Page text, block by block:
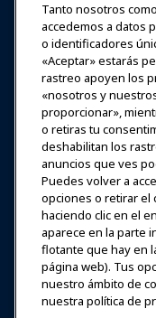
Iniciar
Premios
Expos y
Noticias y
Educación
Seguridad y
Defensa
Tanto nosotros
accedemos a datos
o identificadores
«Aceptar» estarás
rastreo apoyen los
«nosotros y
proporcionar»,
o retiras tu
deshabilitan los
anuncios que ves
Puedes volver a
opciones o retirar el
haciendo clic en el
aparece en la parte
flotante que hay en
página web). Tus
nuestro ámbito de
nuestra política de